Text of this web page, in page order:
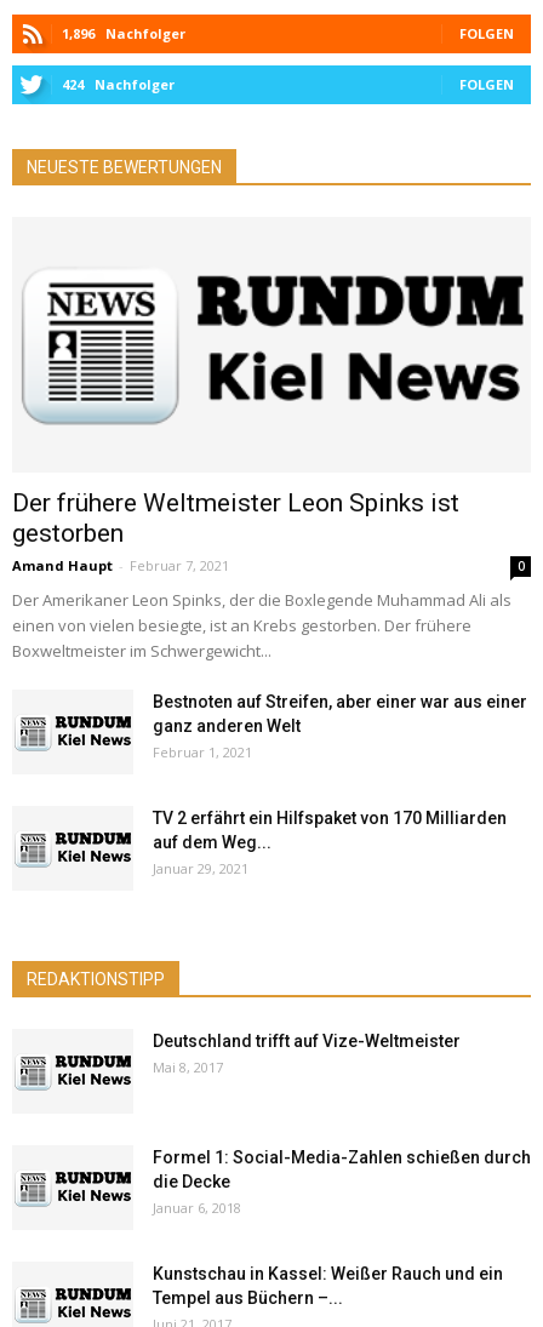
1,896 Nachfolger FOLGEN
424 Nachfolger FOLGEN
NEUESTE BEWERTUNGEN
Der frühere Weltmeister Leon Spinks ist
gestorben
Amand Haupt - Februar 7, 2021 0
Der Amerikaner Leon Spinks, der die Boxlegende Muhammad Ali als
einen von vielen besiegte, ist an Krebs gestorben. Der frühere
Boxweltmeister im Schwergewicht...
Bestnoten auf Streifen, aber einer war aus einer
ganz anderen Welt
Februar 1, 2021
TV 2 erfährt ein Hilfspaket von 170 Milliarden
auf dem Weg...
Januar 29, 2021
REDAKTIONSTIPP
Deutschland trifft auf Vize-Weltmeister
Mai 8, 2017
Formel 1: Social-Media-Zahlen schießen durch
die Decke
Januar 6, 2018
Kunstschau in Kassel: Weißer Rauch und ein
Tempel aus Büchern –...